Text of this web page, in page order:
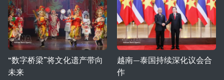
“数字桥梁”将文化遗产带向
未来
越南—泰国持续深化议会合
作